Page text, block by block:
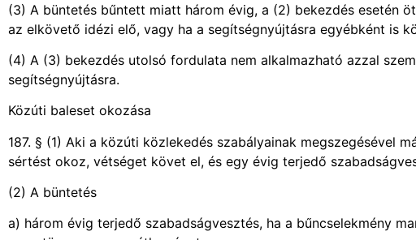
(3) A büntetés bűntett miatt három évig, a (2) bekezdés esetén
az elkövető idézi elő, vagy ha a segítségnyújtásra egyébként is
(4) A (3) bekezdés utolsó fordulata nem alkalmazható azzal
segítségnyújtásra.
Közúti baleset okozása
187. § (1) Aki a közúti közlekedés szabályainak megszegésével
sértést okoz, vétséget követ el, és egy évig terjedő
(2) A büntetés
a) három évig terjedő szabadságvesztés, ha a bűncselekmény